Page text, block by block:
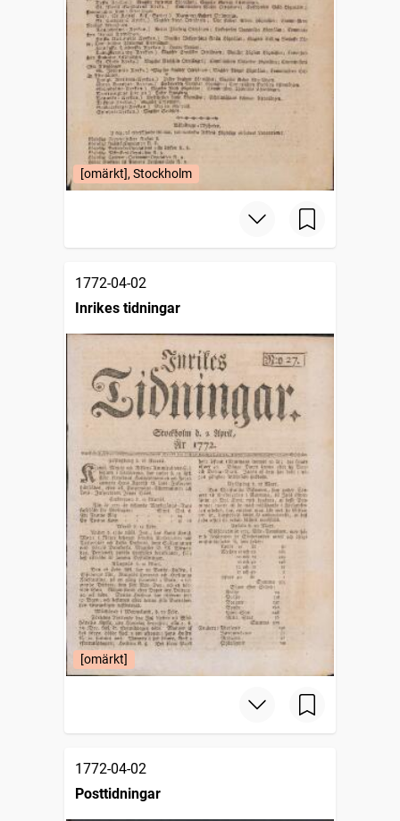
[omärkt], Stockholm
1772-04-02
Inrikes tidningar
[omärkt]
1772-04-02
Posttidningar